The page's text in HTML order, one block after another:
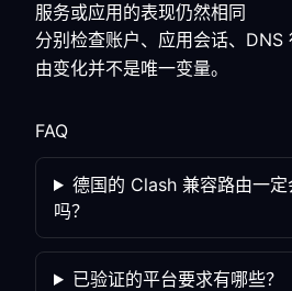
服务或应用的表现仍然相同
分别检查账户、应用会话、DNS
由变化并不是唯一变量。
FAQ
德国的 Clash 兼容路由一
吗？
已验证的平台要求有哪些？